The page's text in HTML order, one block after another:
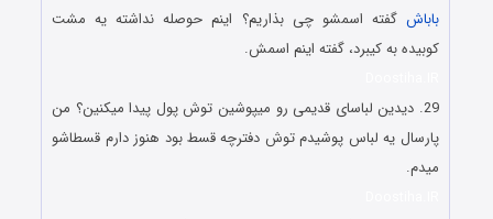
باباش گفته اسمشو چی بذاریم؟ اینم حوصله نداشته یه مشت
کوبیده به کیبرد، گفته اینم اسمش.
29. دیدین لباسای قدیمی رو میپوشین توش پول پیدا میکنین؟ من
پارسال یه لباس پوشیدم توش دفترچه قسط بود هنوز دارم قسطاشو
میدم.